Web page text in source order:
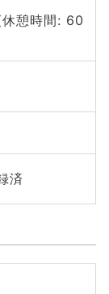
憩時間: 60
済